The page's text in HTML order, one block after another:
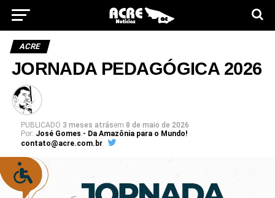
ACRE
JORNADA PEDAGÓGICA 2026
PUBLICADO 3 meses atrásem 8 de maio de 2026
Por: José Gomes - Da Amazônia para o Mundo!
contato@acre.com.br